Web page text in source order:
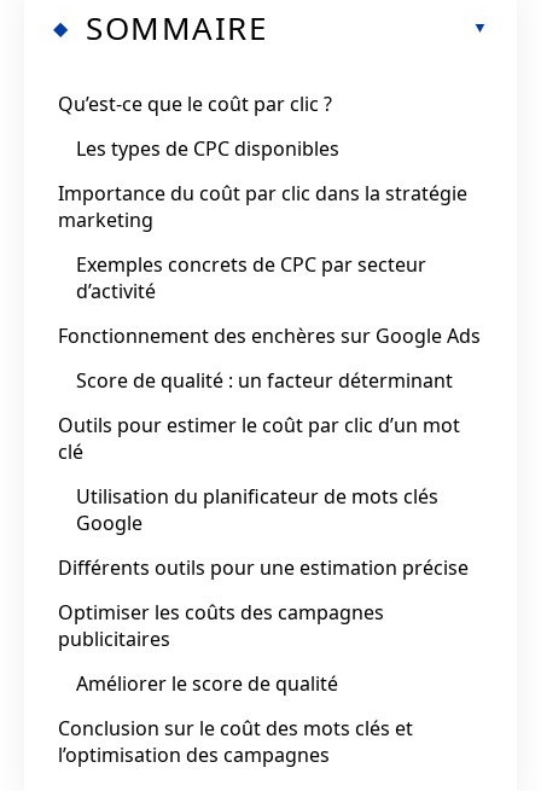
SOMMAIRE
Qu’est-ce que le coût par clic ?
Les types de CPC disponibles
Importance du coût par clic dans la stratégie
marketing
Exemples concrets de CPC par secteur
d’activité
Fonctionnement des enchères sur Google Ads
Score de qualité : un facteur déterminant
Outils pour estimer le coût par clic d’un mot
clé
Utilisation du planificateur de mots clés
Google
Différents outils pour une estimation précise
Optimiser les coûts des campagnes
publicitaires
Améliorer le score de qualité
Conclusion sur le coût des mots clés et
l’optimisation des campagnes